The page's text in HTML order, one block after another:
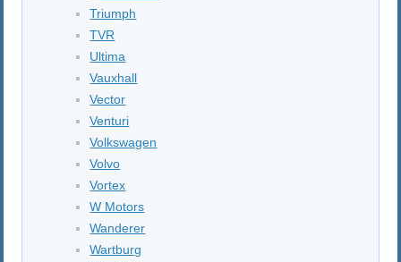
Triumph
TVR
Ultima
Vauxhall
Vector
Venturi
Volkswagen
Volvo
Vortex
W Motors
Wanderer
Wartburg